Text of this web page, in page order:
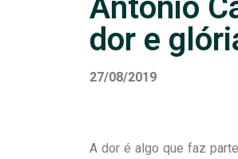
Antônio
dor e
27/08/2019
A dor é algo que faz